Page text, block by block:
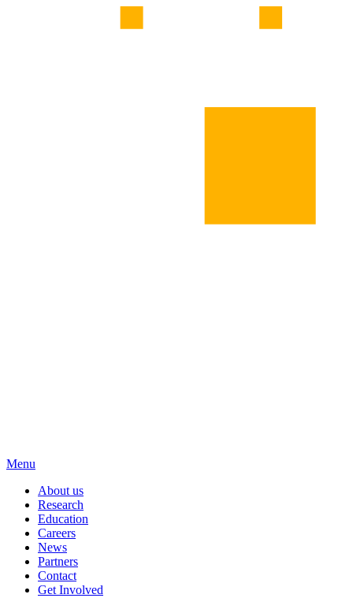
Menu
About us
Research
Education
Careers
News
Partners
Contact
Get Involved